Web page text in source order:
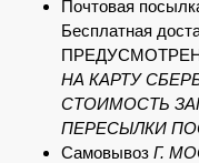
Почтовая
Бесплатная
НА КАРТУ
СТОИМОСТЬ
ПЕРЕСЫЛКИ
Самовывоз Г.